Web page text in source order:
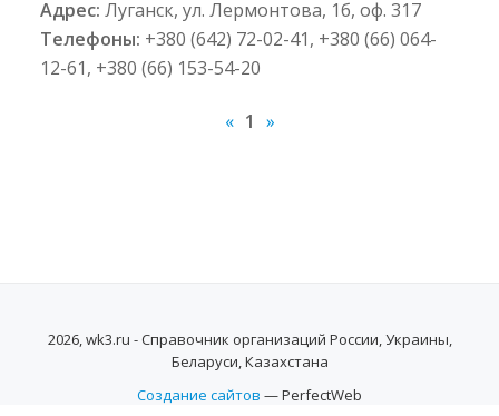
Адрес:Луганск, ул. Лермонтова, 1б, оф. 317
Телефоны: +380 (642) 72-02-41, +380 (66) 064-
12-61, +380 (66) 153-54-20
« 1 »
2026, wk3.ru - Справочник организаций России, Украины,
Беларуси, Казахстана
Создание сайтов — PerfectWeb